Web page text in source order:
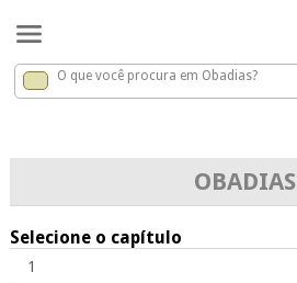
Obadias x
O que você procura em Obadias?
OBADIAS
Selecione o capítulo
1